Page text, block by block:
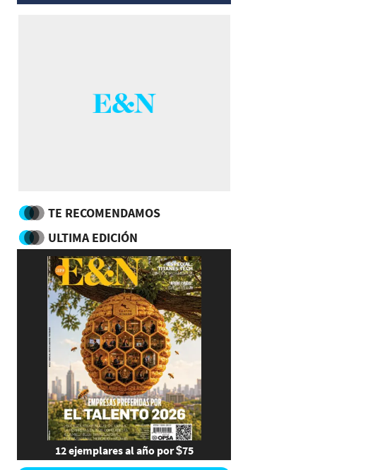
TE RECOMENDAMOS
ULTIMA EDICIÓN
12 ejemplares al año por $75